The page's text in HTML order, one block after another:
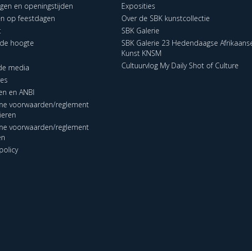
en openingstijden
op feestdagen
hoogte
media
en ANBI
voorwaarden/reglement
voorwaarden/reglement
Exposities
Over de SBK kunstcollectie
SBK Galerie
SBK Galerie 23 Hedendaagse
Kunst KNSM
Cultuurvlog My Daily Shot of Culture